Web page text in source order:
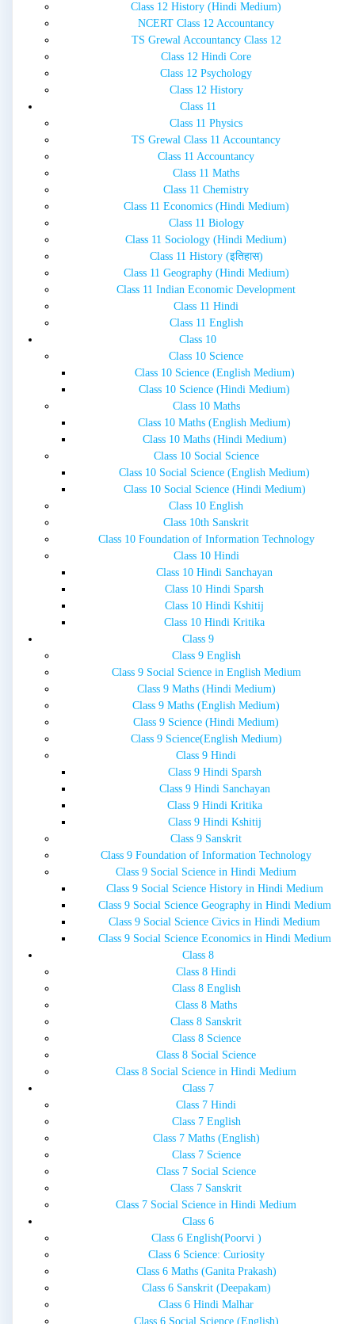
Class 12 History (Hindi Medium)
NCERT Class 12 Accountancy
TS Grewal Accountancy Class 12
Class 12 Hindi Core
Class 12 Psychology
Class 12 History
Class 11
Class 11 Physics
TS Grewal Class 11 Accountancy
Class 11 Accountancy
Class 11 Maths
Class 11 Chemistry
Class 11 Economics (Hindi Medium)
Class 11 Biology
Class 11 Sociology (Hindi Medium)
Class 11 History (इतिहास)
Class 11 Geography (Hindi Medium)
Class 11 Indian Economic Development
Class 11 Hindi
Class 11 English
Class 10
Class 10 Science
Class 10 Science (English Medium)
Class 10 Science (Hindi Medium)
Class 10 Maths
Class 10 Maths (English Medium)
Class 10 Maths (Hindi Medium)
Class 10 Social Science
Class 10 Social Science (English Medium)
Class 10 Social Science (Hindi Medium)
Class 10 English
Class 10th Sanskrit
Class 10 Foundation of Information Technology
Class 10 Hindi
Class 10 Hindi Sanchayan
Class 10 Hindi Sparsh
Class 10 Hindi Kshitij
Class 10 Hindi Kritika
Class 9
Class 9 English
Class 9 Social Science in English Medium
Class 9 Maths (Hindi Medium)
Class 9 Maths (English Medium)
Class 9 Science (Hindi Medium)
Class 9 Science(English Medium)
Class 9 Hindi
Class 9 Hindi Sparsh
Class 9 Hindi Sanchayan
Class 9 Hindi Kritika
Class 9 Hindi Kshitij
Class 9 Sanskrit
Class 9 Foundation of Information Technology
Class 9 Social Science in Hindi Medium
Class 9 Social Science History in Hindi Medium
Class 9 Social Science Geography in Hindi Medium
Class 9 Social Science Civics in Hindi Medium
Class 9 Social Science Economics in Hindi Medium
Class 8
Class 8 Hindi
Class 8 English
Class 8 Maths
Class 8 Sanskrit
Class 8 Science
Class 8 Social Science
Class 8 Social Science in Hindi Medium
Class 7
Class 7 Hindi
Class 7 English
Class 7 Maths (English)
Class 7 Science
Class 7 Social Science
Class 7 Sanskrit
Class 7 Social Science in Hindi Medium
Class 6
Class 6 English(Poorvi )
Class 6 Science: Curiosity
Class 6 Maths (Ganita Prakash)
Class 6 Sanskrit (Deepakam)
Class 6 Hindi Malhar
Class 6 Social Science (English)